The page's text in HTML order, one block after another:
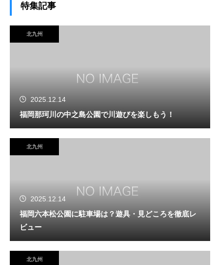
特集記事
北九州
2025.12.14
福岡那珂川の中之島公園で川遊びを楽しもう！
北九州
2025.12.14
福岡六本松公園に駐車場は？遊具・見どころを徹底レ
ビュー
北九州